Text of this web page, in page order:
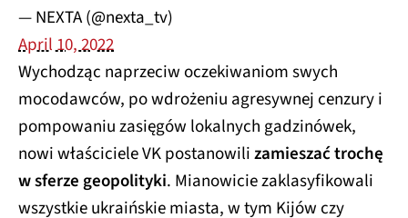
— NEXTA (@nexta_tv)
April 10, 2022
Wychodząc naprzeciw oczekiwaniom swych
mocodawców, po wdrożeniu agresywnej cenzury i
pompowaniu zasięgów lokalnych gadzinówek,
nowi właściciele VK postanowili zamieszać trochę
w sferze geopolityki. Mianowicie zaklasyfikowali
wszystkie ukraińskie miasta, w tym Kijów czy